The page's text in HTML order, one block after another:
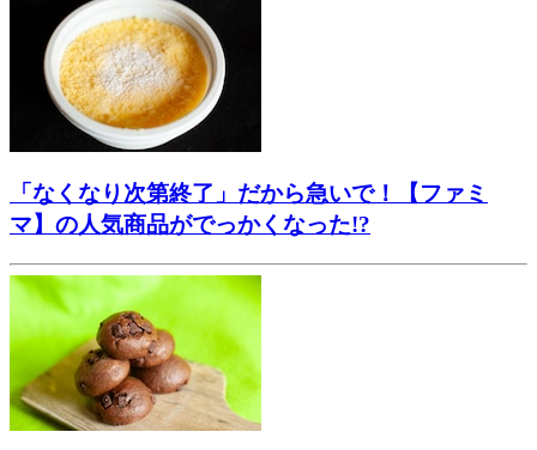
「なくなり次第終了」だから急いで！【ファミ
マ】の人気商品がでっかくなった!?